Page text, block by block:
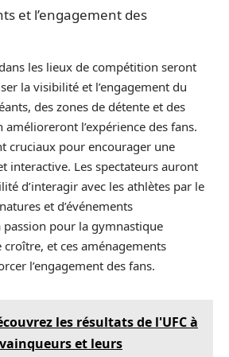
et l’engagement des
les lieux de compétition seront
la visibilité et l’engagement du
des zones de détente et des
amélioreront l’expérience des fans.
cruciaux pour encourager une
interactive. Les spectateurs auront
d’interagir avec les athlètes par le
et d’événements
pour la gymnastique
et ces aménagements
l’engagement des fans.
les résultats de l'UFC à
et leurs